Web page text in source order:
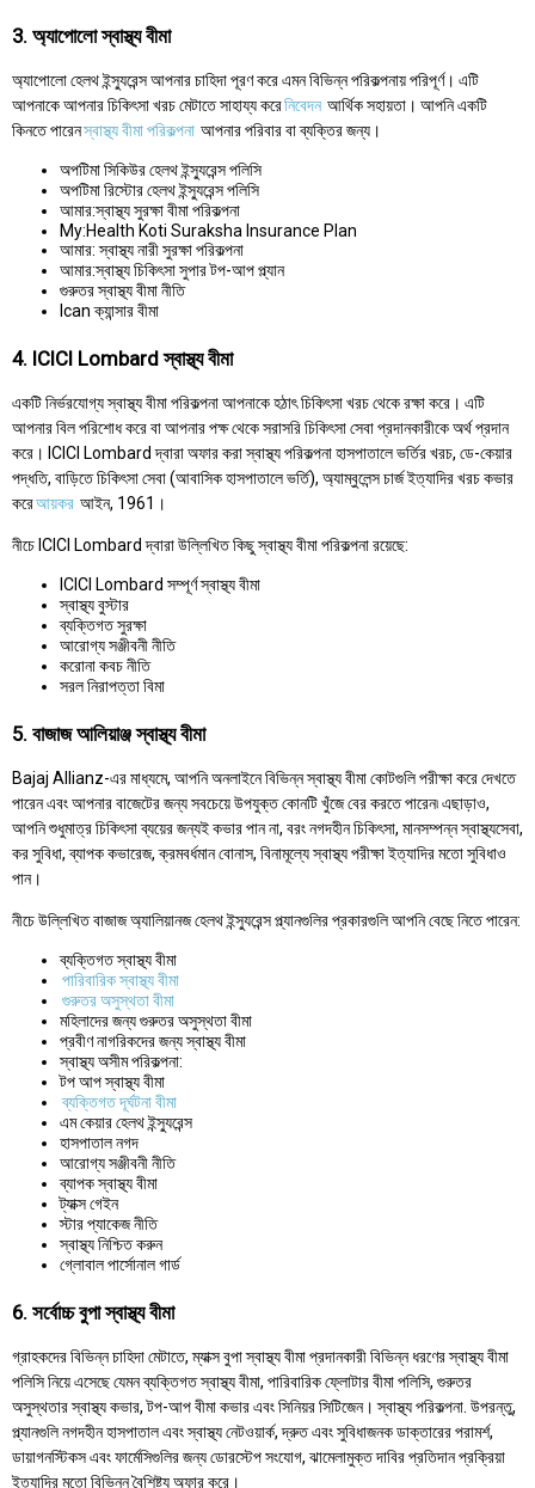
3. অ্যাপোলো স্বাস্থ্য বীমা
অ্যাপোলো হেলথ ইন্স্যুরেন্স আপনার চাহিদা পূরণ করে এমন বিভিন্ন পরিকল্পনায় পরিপূর্ণ। এটি
আপনাকে আপনার চিকিৎসা খরচ মেটাতে সাহায্য করেনিবেদন আর্থিক সহায়তা। আপনি একটি
কিনতে পারেনস্বাস্থ্য বীমা পরিকল্পনা আপনার পরিবার বা ব্যক্তির জন্য।
অপটিমা সিকিউর হেলথ ইন্স্যুরেন্স পলিসি
অপটিমা রিস্টোর হেলথ ইন্স্যুরেন্স পলিসি
আমার:স্বাস্থ্য সুরক্ষা বীমা পরিকল্পনা
My:Health Koti Suraksha Insurance Plan
আমার: স্বাস্থ্য নারী সুরক্ষা পরিকল্পনা
আমার:স্বাস্থ্য চিকিৎসা সুপার টপ-আপ প্ল্যান
গুরুতর স্বাস্থ্য বীমা নীতি
Ican ক্যান্সার বীমা
4. ICICI Lombard স্বাস্থ্য বীমা
একটি নির্ভরযোগ্য স্বাস্থ্য বীমা পরিকল্পনা আপনাকে হঠাৎ চিকিৎসা খরচ থেকে রক্ষা করে। এটি
আপনার বিল পরিশোধ করে বা আপনার পক্ষ থেকে সরাসরি চিকিৎসা সেবা প্রদানকারীকে অর্থ প্রদান
করে। ICICI Lombard দ্বারা অফার করা স্বাস্থ্য পরিকল্পনা হাসপাতালে ভর্তির খরচ, ডে-কেয়ার
পদ্ধতি, বাড়িতে চিকিৎসা সেবা (আবাসিক হাসপাতালে ভর্তি), অ্যাম্বুলেন্স চার্জ ইত্যাদির খরচ কভার
করেআয়কর আইন, 1961।
নীচে ICICI Lombard দ্বারা উল্লিখিত কিছু স্বাস্থ্য বীমা পরিকল্পনা রয়েছে:
ICICI Lombard সম্পূর্ণ স্বাস্থ্য বীমা
স্বাস্থ্য বুস্টার
ব্যক্তিগত সুরক্ষা
আরোগ্য সঞ্জীবনী নীতি
করোনা কবচ নীতি
সরল নিরাপত্তা বিমা
5. বাজাজ আলিয়াঞ্জ স্বাস্থ্য বীমা
Bajaj Allianz-এর মাধ্যমে, আপনি অনলাইনে বিভিন্ন স্বাস্থ্য বীমা কোটগুলি পরীক্ষা করে দেখতে
পারেন এবং আপনার বাজেটের জন্য সবচেয়ে উপযুক্ত কোনটি খুঁজে বের করতে পারেন৷ এছাড়াও,
আপনি শুধুমাত্র চিকিৎসা ব্যয়ের জন্যই কভার পান না, বরং নগদহীন চিকিৎসা, মানসম্পন্ন স্বাস্থ্যসেবা,
কর সুবিধা, ব্যাপক কভারেজ, ক্রমবর্ধমান বোনাস, বিনামূল্যে স্বাস্থ্য পরীক্ষা ইত্যাদির মতো সুবিধাও
পান।
নীচে উল্লিখিত বাজাজ অ্যালিয়ানজ হেলথ ইন্স্যুরেন্স প্ল্যানগুলির প্রকারগুলি আপনি বেছে নিতে পারেন:
ব্যক্তিগত স্বাস্থ্য বীমা
পারিবারিক স্বাস্থ্য বীমা
গুরুতর অসুস্থতা বীমা
মহিলাদের জন্য গুরুতর অসুস্থতা বীমা
প্রবীণ নাগরিকদের জন্য স্বাস্থ্য বীমা
স্বাস্থ্য অসীম পরিকল্পনা:
টপ আপ স্বাস্থ্য বীমা
ব্যক্তিগত দূর্ঘটনা বীমা
এম কেয়ার হেলথ ইন্স্যুরেন্স
হাসপাতাল নগদ
আরোগ্য সঞ্জীবনী নীতি
ব্যাপক স্বাস্থ্য বীমা
ট্যাক্স গেইন
স্টার প্যাকেজ নীতি
স্বাস্থ্য নিশ্চিত করুন
গ্লোবাল পার্সোনাল গার্ড
6. সর্বোচ্চ বুপা স্বাস্থ্য বীমা
গ্রাহকদের বিভিন্ন চাহিদা মেটাতে, ম্যাক্স বুপা স্বাস্থ্য বীমা প্রদানকারী বিভিন্ন ধরণের স্বাস্থ্য বীমা
পলিসি নিয়ে এসেছে যেমন ব্যক্তিগত স্বাস্থ্য বীমা, পারিবারিক ফ্লোটার বীমা পলিসি, গুরুতর
অসুস্থতার স্বাস্থ্য কভার, টপ-আপ বীমা কভার এবং সিনিয়র সিটিজেন। স্বাস্থ্য পরিকল্পনা. উপরন্তু,
প্ল্যানগুলি নগদহীন হাসপাতাল এবং স্বাস্থ্য নেটওয়ার্ক, দ্রুত এবং সুবিধাজনক ডাক্তারের পরামর্শ,
ডায়াগনস্টিকস এবং ফার্মেসিগুলির জন্য ডোরস্টেপ সংযোগ, ঝামেলামুক্ত দাবির প্রতিদান প্রক্রিয়া
ইত্যাদির মতো বিভিন্ন বৈশিষ্ট্য অফার করে।